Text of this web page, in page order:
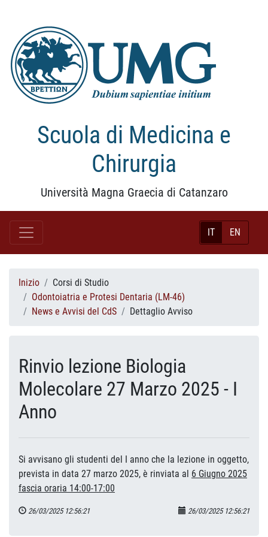
Scuola di Medicina e
Chirurgia
Università Magna Graecia di Catanzaro
IT EN
Inizio
Corsi di Studio
Odontoiatria e Protesi Dentaria (LM-46)
News e Avvisi del CdS
Dettaglio Avviso
Rinvio lezione Biologia
Molecolare 27 Marzo 2025 - I
Anno
Si avvisano gli studenti del I anno che la lezione in oggetto,
prevista in data 27 marzo 2025, è rinviata al 6 Giugno 2025
fascia oraria 14:00-17:00
26/03/2025 12:56:21 26/03/2025 12:56:21